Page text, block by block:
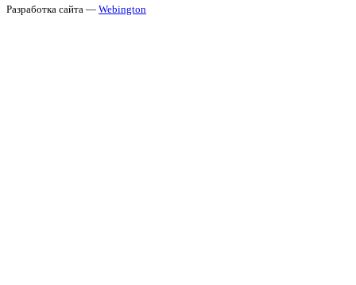
Разработка сайта — Webington